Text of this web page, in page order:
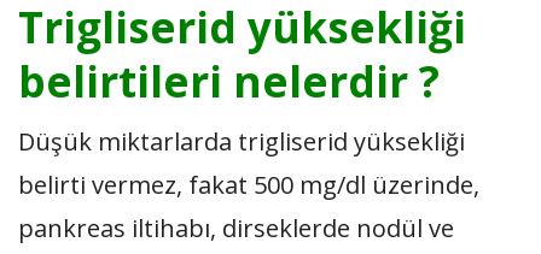
Trigliserid yüksekliği
belirtileri nelerdir ?
Düşük miktarlarda trigliserid yüksekliği
belirti vermez, fakat 500 mg/dl üzerinde,
pankreas iltihabı, dirseklerde nodül ve